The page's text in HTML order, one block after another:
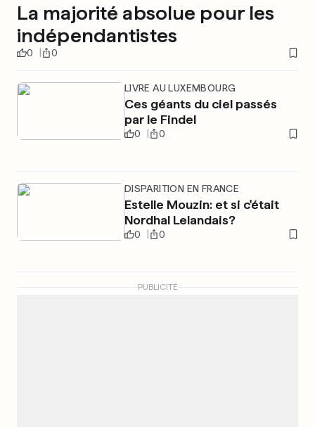
La majorité absolue pour les
indépendantistes
0 0
LIVRE AU LUXEMBOURG
Ces géants du ciel passés
par le Findel
0 0
DISPARITION EN FRANCE
Estelle Mouzin: et si c'était
Nordhal Lelandais?
0 0
PUBLICITÉ